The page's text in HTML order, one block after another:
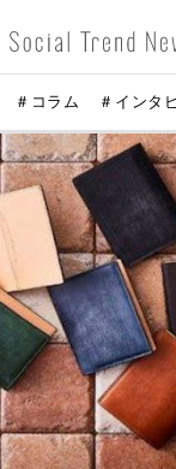
＃コラム ＃インタ